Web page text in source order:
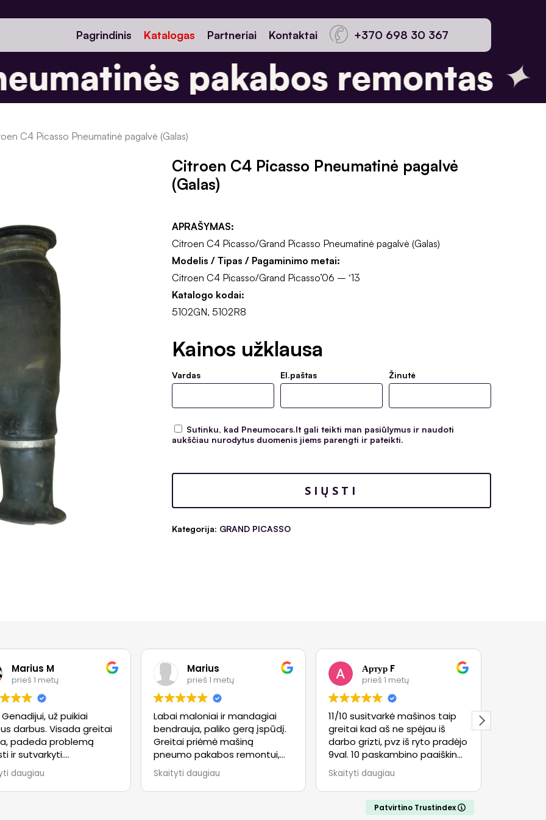
Pagrindinis Katalogas Partneriai Kontaktai +370 698 30 367
pakabos remontas ✦
C4 Picasso Pneumatinė pagalvė (Galas)
Citroen C4 Picasso Pneumatinė pagalvė
(Galas)
APRAŠYMAS:
Citroen C4 Picasso/Grand Picasso Pneumatinė pagalvė (Galas)
Modelis / Tipas / Pagaminimo metai:
Citroen C4 Picasso/Grand Picasso’06 – ‘13
Katalogo kodai:
5102GN, 5102R8
Kainos užklausa
Vardas El.paštas Žinutė
Sutinku, kad Pneumocars.lt gali teikti man pasiūlymus ir naudoti
aukščiau nurodytus duomenis jiems parengti ir pateikti.
Kategorija: GRAND PICASSO
Marius M
prieš 1 metų
už puikiai
darbus. Visada greitai
padeda problemą
ir sutvarkyti.
visiems, puikiai
darbas!
daugiau
Marius
prieš 1 metų
Labai maloniai ir mandagiai
bendrauja, paliko gerą įspūdį.
Greitai priėmė mašiną
pneumo pakabos remontui,
prieš pradedant remontą
atliko diagnostiką ir detaliai
informavo apie nustaytas
Skaityti daugiau
Артур F
prieš 1 metų
11/10 susitvarkė mašinos taip
greitai kad aš ne spėjau iš
darbo grizti, pvz iš ryto pradėjo
9val. 10 paskambino paaiškino
kas yra, 12 val galėjau jau
atsiimti. Ir kainos geros!
Skaityti daugiau
Patvirtino Trustindex